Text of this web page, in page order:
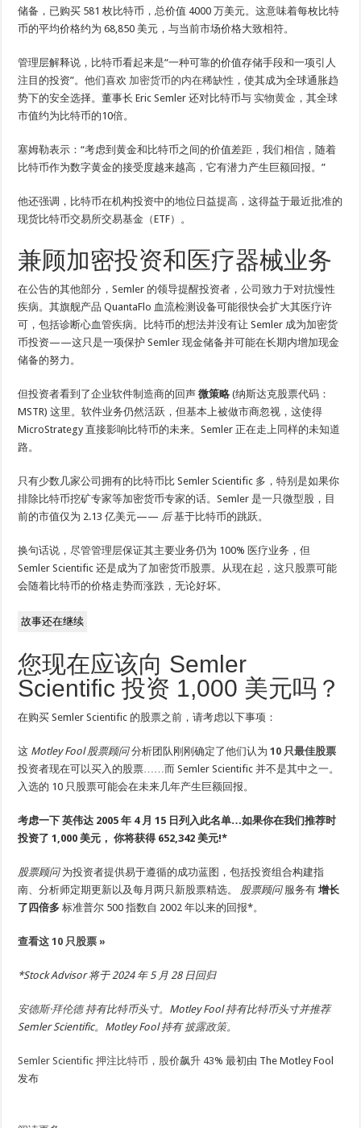
储备，已购买 581 枚比特币，总价值 4000 万美元。这意味着每枚比特
币的平均价格约为 68,850 美元，与当前市场价格大致相符。
管理层解释说，比特币看起来是“一种可靠的价值存储手段和一项引人
注目的投资”。他们喜欢 加密货币的内在稀缺性 ，使其成为全球通胀趋
势下的安全选择。董事长 Eric Semler 还对比特币与实物黄金 ，其全球
市值约为比特币的10倍。
塞姆勒表示：“考虑到黄金和比特币之间的价值差距，我们相信，随着
比特币作为数字黄金的接受度越来越高，它有潜力产生巨额回报。”
他还强调，比特币在机构投资中的地位日益提高，这得益于最近批准的
现货比特币交易所交易基金（ETF）。
兼顾加密投资和医疗器械业务
在公告的其他部分，Semler 的领导提醒投资者，公司致力于对抗慢性
疾病。其旗舰产品 QuantaFlo 血流检测设备可能很快会扩大其医疗许
可，包括诊断心血管疾病。比特币的想法并没有让 Semler 成为加密货
币投资——这只是一项保护 Semler 现金储备并可能在长期内增加现金
储备的努力。
但投资者看到了企业软件制造商的回声微策略 (纳斯达克股票代码：
MSTR) 这里。软件业务仍然活跃，但基本上被做市商忽视，这使得
MicroStrategy 直接影响比特币的未来。Semler 正在走上同样的未知道
路。
只有少数几家公司拥有的比特币比 Semler Scientific 多，特别是如果你
排除比特币挖矿专家等加密货币专家的话。Semler 是一只微型股，目
前的市值仅为 2.13 亿美元—— 后基于比特币的跳跃。
换句话说，尽管管理层保证其主要业务仍为 100% 医疗业务，但
Semler Scientific 还是成为了加密货币股票。从现在起，这只股票可能
会随着比特币的价格走势而涨跌，无论好坏。
故事还在继续
您现在应该向 Semler
Scientific 投资 1,000 美元吗？
在购买 Semler Scientific 的股票之前，请考虑以下事项：
这 Motley Fool 股票顾问分析团队刚刚确定了他们认为10 只最佳股票
投资者现在可以买入的股票……而 Semler Scientific 并不是其中之一。
入选的 10 只股票可能会在未来几年产生巨额回报。
考虑一下英伟达 2005 年 4 月 15 日列入此名单…如果你在我们推荐时
投资了 1,000 美元，你将获得 652,342 美元!*
股票顾问为投资者提供易于遵循的成功蓝图，包括投资组合构建指
南、分析师定期更新以及每月两只新股票精选。
股票顾问 服务有增长
了四倍多 标准普尔 500 指数自 2002 年以来的回报*。
查看这 10 只股票 »
*Stock Advisor 将于 2024 年 5 月 28 日回归
安德斯·拜伦德持有比特币头寸。Motley Fool 持有比特币头寸并推荐
Semler Scientific。Motley Fool 持有披露政策。
Semler Scientific 押注比特币，股价飙升 43% 最初由 The Motley Fool
发布